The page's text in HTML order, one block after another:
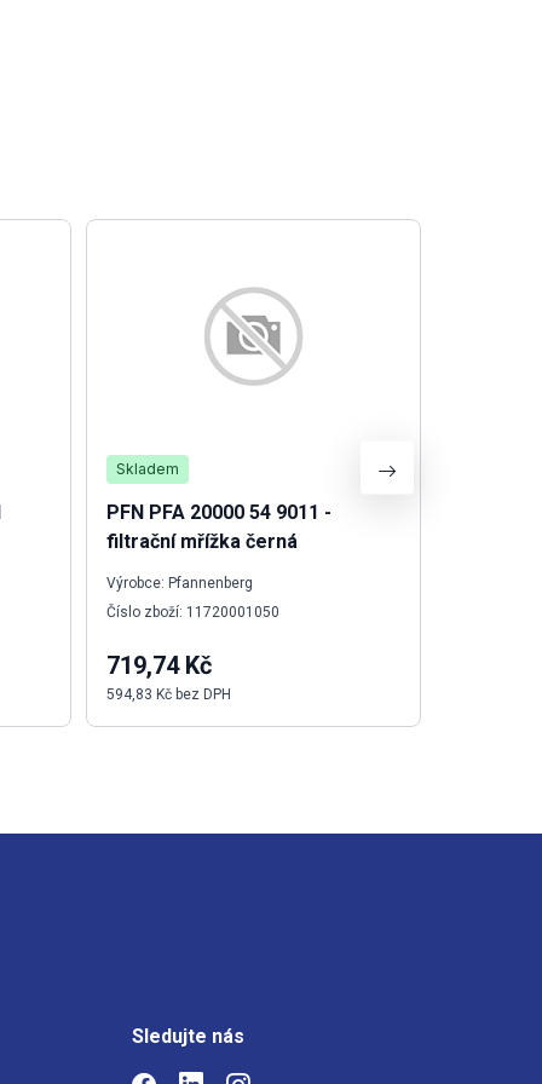
Skladem
PFN PFA 20000 54 9011 -
filtrační mřížka černá
Výrobce: Pfannenberg
Číslo zboží: 11720001050
719,74 Kč
594,83 Kč bez DPH
Sledujte nás